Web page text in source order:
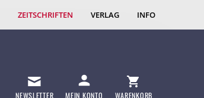
ZEITSCHRIFTEN VERLAG INFO
NEWSLETTER MEIN KONTO WARENKORB